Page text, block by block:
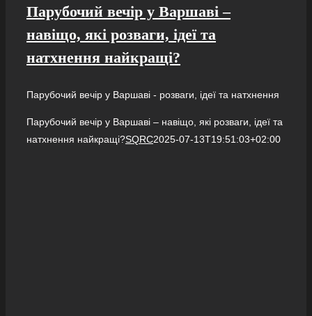
Парубочий вечір у Варшаві –
навіщо, які розваги, ідеї та
натхнення найкращі?
Парубочий вечір у Варшаві - розваги, ідеї та натхнення
Парубочий вечір у Варшаві – навіщо, які розваги, ідеї та
натхнення найкращі?SQRC2025-07-13T19:51:03+02:00